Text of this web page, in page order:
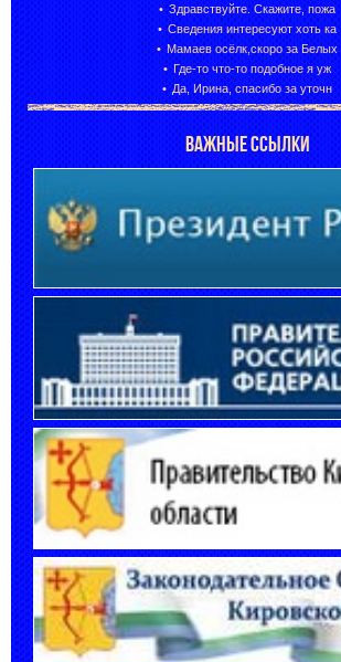
Здравствуйте. Скажите, пожа
Сведения интересуют хоть ка
Мамаев осёлк,скоро за Белых
Где-то что-то подобное я уж
Да, Ирина, спасибо за уточн
ВАЖНЫЕ ССЫЛКИ